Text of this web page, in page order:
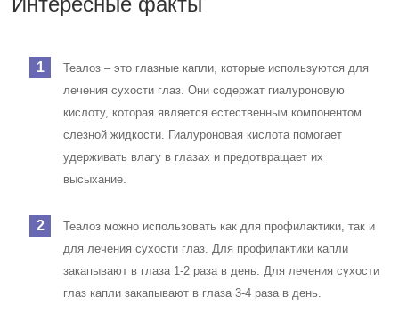
глаз капли закапывают в глаза 3-4 раза в день.
Однако в некоторых случаях могут возникать побочные
эффекты, такие как жжение, зуд или покраснение глаз.
Эти побочные эффекты обычно проходят в течение
нескольких минут.
Частые вопросы
Чем можно заменить глазные капли
Thealoz?